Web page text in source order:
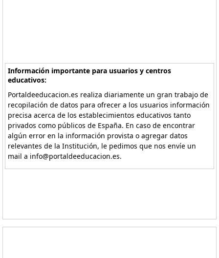
Información importante para usuarios y centros
educativos:
Portaldeeducacion.es realiza diariamente un gran trabajo de
recopilación de datos para ofrecer a los usuarios información
precisa acerca de los establecimientos educativos tanto
privados como públicos de España. En caso de encontrar
algún error en la información provista o agregar datos
relevantes de la Institución, le pedimos que nos envíe un
mail a info@portaldeeducacion.es.